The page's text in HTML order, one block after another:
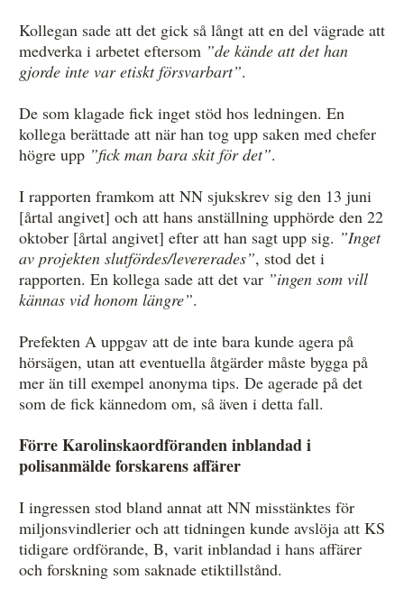
Kollegan sade att det gick så långt att en del vägrade att
medverka i arbetet eftersom ”de kände att det han
gjorde inte var etiskt försvarbart”.
De som klagade fick inget stöd hos ledningen. En
kollega berättade att när han tog upp saken med chefer
högre upp ”fick man bara skit för det”.
I rapporten framkom att NN sjukskrev sig den 13 juni
[årtal angivet] och att hans anställning upphörde den 22
oktober [årtal angivet] efter att han sagt upp sig. ”Inget
av projekten slutfördes/levererades”, stod det i
rapporten. En kollega sade att det var ”ingen som vill
kännas vid honom längre”.
Prefekten A uppgav att de inte bara kunde agera på
hörsägen, utan att eventuella åtgärder måste bygga på
mer än till exempel anonyma tips. De agerade på det
som de fick kännedom om, så även i detta fall.
Förre Karolinskaordföranden inblandad i
polisanmälde forskarens affärer
I ingressen stod bland annat att NN misstänktes för
miljonsvindlerier och att tidningen kunde avslöja att KS
tidigare ordförande, B, varit inblandad i hans affärer
och forskning som saknade etiktillstånd.